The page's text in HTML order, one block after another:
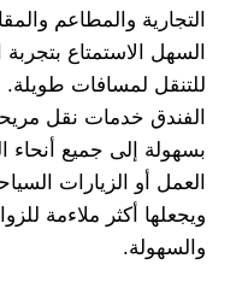
التجارية والمطاعم
السهل الاستمتاع
للتنقل لمسافات طويلة.
الفندق خدمات نقل
بسهولة إلى جميع أنحاء
العمل أو الزيارات
ويجعلها أكثر ملاءمة
والسهولة.